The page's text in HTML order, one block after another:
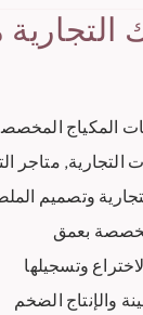
المخصصة
التجارية, متاجر
وتصميم
بعمق
وتسجيلها
والإنتاج الضخم